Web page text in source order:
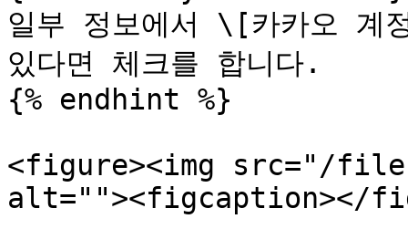
일부 정보에서 \[카카오 계
있다면 체크를 합니다.
{% endhint %}
<figure><img src="/
alt=""><figcaption></